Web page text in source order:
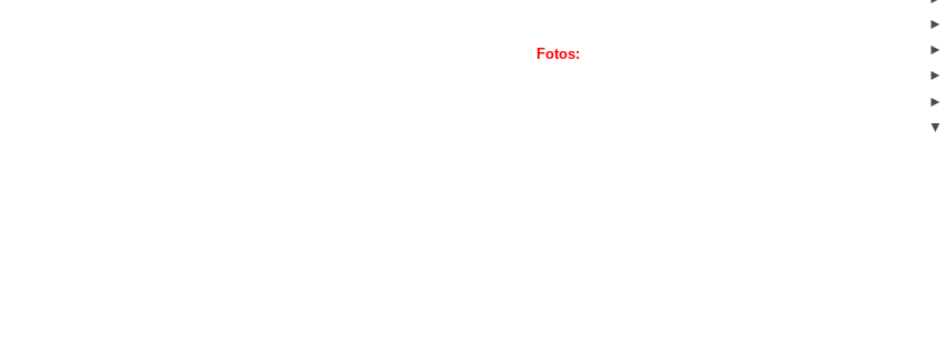
Fotos:
►
►
►
►
▼